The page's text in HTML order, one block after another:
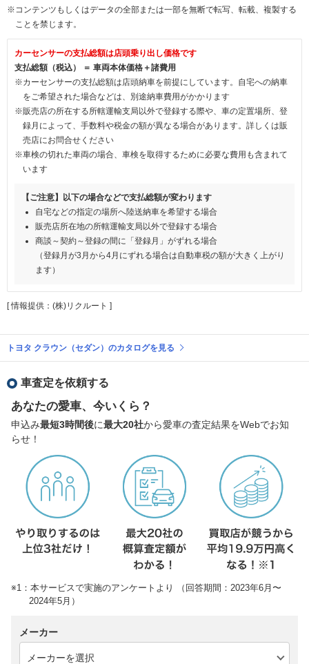
※コンテンツもしくはデータの全部または一部を無断で転写、転載、複製する
ことを禁じます。
カーセンサーの支払総額は店頭乗り出し価格です
支払総額（税込） ＝ 車両本体価格＋諸費用
※カーセンサーの支払総額は店頭納車を前提にしています。自宅への納車
をご希望された場合などは、別途納車費用がかかります
※販売店の所在する所轄運輸支局以外で登録する際や、車の定置場所、登
録月によって、手数料や税金の額が異なる場合があります。詳しくは販
売店にお問合せください
※車検の切れた車両の場合、車検を取得するために必要な費用も含まれて
います
【ご注意】以下の場合などで支払総額が変わります
自宅などの指定の場所へ陸送納車を希望する場合
販売店所在地の所轄運輸支局以外で登録する場合
商談～契約～登録の間に「登録月」がずれる場合
（登録月が3月から4月にずれる場合は自動車税の額が大きく上がり
ます）
[ 情報提供：(株)リクルート ]
トヨタ クラウン（セダン）のカタログを見る
車査定を依頼する
あなたの愛車、今いくら？
申込み最短3時間後に最大20社から愛車の査定結果をWebでお知
らせ！
※1：本サービスで実施のアンケートより （回答期間：2023年6月〜
2024年5月）
メーカー